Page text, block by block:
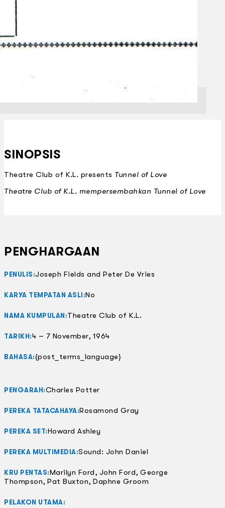
SINOPSIS
Theatre Club of K.L. presents Tunnel of Love
Theatre Club of K.L. mempersembahkan Tunnel of Love
PENGHARGAAN
PENULIS:Joseph Fields and Peter De Vries
KARYA TEMPATAN ASLI:No
NAMA KUMPULAN:Theatre Club of K.L.
TARIKH:4 – 7 November, 1964
BAHASA:{post_terms_language}
PENGARAH:Charles Potter
PEREKA TATACAHAYA:Rosamond Gray
PEREKA SET:Howard Ashley
PEREKA MULTIMEDIA:Sound: John Daniel
KRU PENTAS:Marilyn Ford, John Ford, George
Thompson, Pat Buxton, Daphne Groom
PELAKON UTAMA: